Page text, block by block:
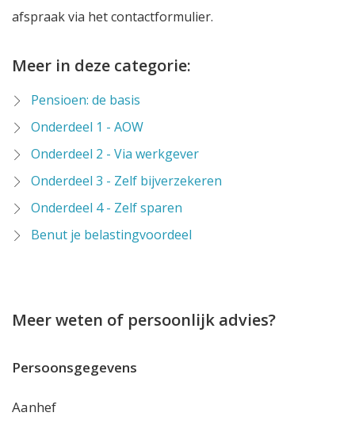
afspraak via het contactformulier.
Meer in deze categorie:
Pensioen: de basis
Onderdeel 1 - AOW
Onderdeel 2 - Via werkgever
Onderdeel 3 - Zelf bijverzekeren
Onderdeel 4 - Zelf sparen
Benut je belastingvoordeel
Meer weten of persoonlijk advies?
Persoonsgegevens
Aanhef